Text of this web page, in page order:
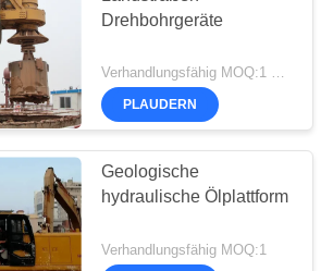
Drehbohrgeräte
Verhandlungsfähig MOQ:1 Satz
PLAUDERN
Geologische
hydraulische Ölplattform
Verhandlungsfähig MOQ:1